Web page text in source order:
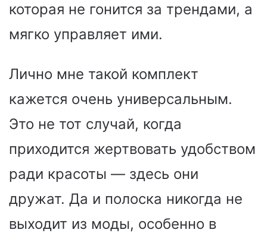
которая не гонится за трендами, а
мягко управляет ими.
Лично мне такой комплект
кажется очень универсальным.
Это не тот случай, когда
приходится жертвовать удобством
ради красоты — здесь они
дружат. Да и полоска никогда не
выходит из моды, особенно в